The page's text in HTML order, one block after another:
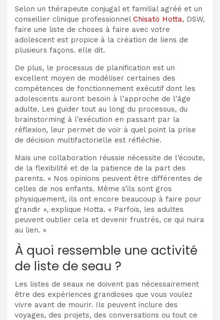
Selon un thérapeute conjugal et familial agréé et un
conseiller clinique professionnel Chisato Hotta, DSW,
faire une liste de choses à faire avec votre
adolescent est propice à la création de liens de
plusieurs façons. elle dit.
De plus, le processus de planification est un
excellent moyen de modéliser certaines des
compétences de fonctionnement exécutif dont les
adolescents auront besoin à l’approche de l’âge
adulte. Les guider tout au long du processus, du
brainstorming à l’exécution en passant par la
réflexion, leur permet de voir à quel point la prise
de décision multifactorielle est réfléchie.
Mais une collaboration réussie nécessite de l’écoute,
de la flexibilité et de la patience de la part des
parents. « Nos opinions peuvent être différentes de
celles de nos enfants. Même s’ils sont gros
physiquement, ils ont encore beaucoup à faire pour
grandir », explique Hotta. « Parfois, les adultes
peuvent oublier cela et devenir frustrés, ce qui nuira
au lien. »
À quoi ressemble une activité
de liste de seau ?
Les listes de seaux ne doivent pas nécessairement
être des expériences grandioses que vous voulez
vivre avant de mourir. Ils peuvent inclure des
voyages, des projets, des conversations ou tout ce